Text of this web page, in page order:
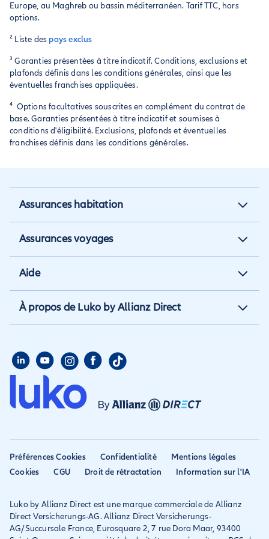
Europe, au Maghreb ou bassin méditerranéen. Tarif TTC, hors
options.
² Liste des pays exclus
³ Garanties présentées à titre indicatif. Conditions, exclusions et
plafonds définis dans les conditions générales, ainsi que les
éventuelles franchises appliquées.
⁴ Options facultatives souscrites en complément du contrat de
base. Garanties présentées à titre indicatif et soumises à
conditions d'éligibilité. Exclusions, plafonds et éventuelles
franchises définis dans les conditions générales.
Assurances habitation
Assurance habitation
Assurance locataire
Assurance propriétaire non
occupant
Assurance colocataire
Assurances voyages
Assurance vacances
Assurance annulation
Assurance annuelle
Assurance étudiant
Assurance PVT
Assurance rapatriement
Aide
Aide et contact
Aide habitation
Mon compte
Déclarer un sinistre
habitation
Résilier ancien assureur
À propos de Luko by Allianz Direct
Presse
Avis
Allianz travel devient
Eurofil rejoint Allianz
Conditions générales et
IPID
Préférences Cookies Confidentialité
Mentions légales
Cookies
CGU Droit de rétractation Information sur l'IA
Luko by Allianz Direct est une marque commerciale de Allianz
Direct Versicherungs-AG. Allianz Direct Versicherungs-
AG/Succursale France, Eurosquare 2, 7 rue Dora Maar, 93400